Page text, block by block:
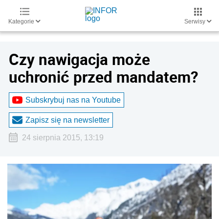
Kategorie Serwisy
Czy nawigacja może
uchronić przed mandatem?
Subskrybuj nas na Youtube
Zapisz się na newsletter
24 sierpnia 2015, 13:19